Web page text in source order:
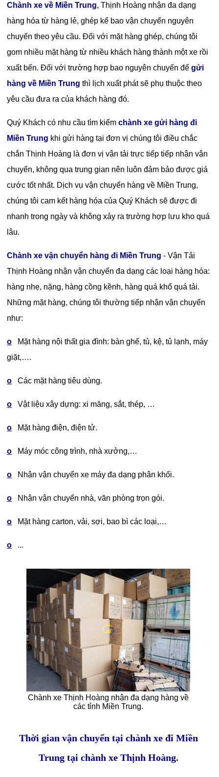
Chành xe về Miền Trung, Thịnh Hoàng nhận đa dạng
hàng hóa từ hàng lẻ, ghép kể bao vận chuyển nguyên
chuyến theo yêu cầu. Đối với mặt hàng ghép, chúng tôi
gom nhiều mặt hàng từ nhiều khách hàng thành một xe rồi
xuất bến. Đối với trường hợp bao nguyên chuyến đểgửi
hàng về Miền Trung thì lịch xuất phát sẽ phụ thuộc theo
yêu cầu đưa ra của khách hàng đó.
Quý Khách có nhu cầu tìm kiếmchành xe gửi hàng đi
Miền Trung khi gửi hàng tại đơn vị chúng tôi điều chắc
chắn Thịnh Hoàng là đơn vị vận tải trực tiếp tiếp nhận vận
chuyển, không qua trung gian nên luôn đảm bảo được giá
cước tốt nhất. Dịch vụ vận chuyển hàng về Miền Trung,
chúng tôi cam kết hàng hóa của Quý Khách sẽ được đi
nhanh trong ngày và không xảy ra trường hợp lưu kho quá
lâu.
Chành xe vận chuyển hàng đi Miền Trung - Vận Tải
Thịnh Hoàng nhận vận chuyển đa dạng các loại hàng hóa:
hàng nhẹ, nặng, hàng cồng kềnh, hàng quá khổ quá tải.
Những mặt hàng, chúng tôi thường tiếp nhận vận chuyển
như:
o Mặt hàng nội thất gia đình: bàn ghế, tủ, kệ, tủ lạnh, máy
giặt,….
o Các mặt hàng tiêu dùng.
o Vật liệu xây dựng: xi măng, sắt, thép, …
o Mặt hàng điện, điện tử.
o Máy móc công trình, nhà xưởng,…
o Nhận vận chuyển xe máy đa dạng phân khối.
o Nhận vận chuyển nhà, văn phòng trọn gói.
o Mặt hàng carton, vải, sợi, bao bì các loại,…
o ...
Chành xe Thịnh Hoàng nhận đa dạng hàng về
các tỉnh Miền Trung.
Thời gian vận chuyển tại chành xe đi Miền
Trung tại chành xe Thịnh Hoàng.